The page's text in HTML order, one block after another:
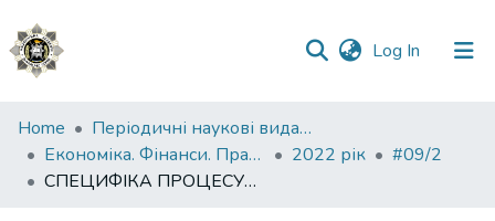
Log In (current)
Communities
&
Collections
Home
Періодичні наукові видання НАВС
Економіка. Фінанси. Право.
2022 рік
#09/2
СПЕЦИФІКА ПРОЦЕСУАЛЬНОЇ ФОРМИ ОСОБЛИВИХ ПРОВАДЖЕНЬ В АДМІНІСТРАТИВНОМУ СУДОЧИНСТВІ: НА ПРИКЛАДІ СПРАВ ЗА ЗВЕРНЕННЯМ ПОДАТКОВИХ ОРГАНІВ. THE SPECIFICITY OF THE PROCEDURAL FORM OF SPECIAL PROCEEDINGS IN ADMINISTRATIVE PROCEEDINGS: ON THE EXAMPLE OF CASES AT THE REQUEST OF TAX AUTHORITIES